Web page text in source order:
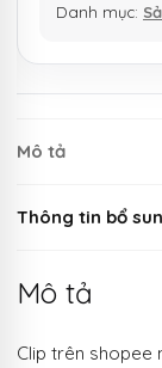
Danh mục:
Mô tả
Thông tin bổ
Mô tả
Clip trên shopee